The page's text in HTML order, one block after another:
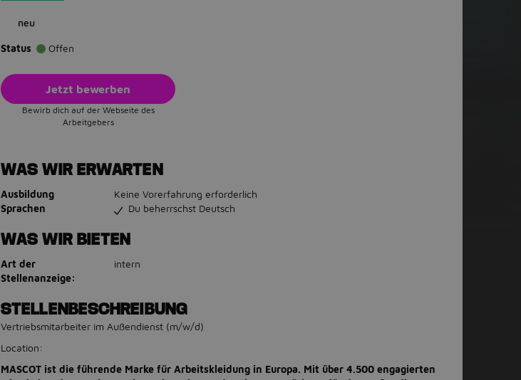
neu
Status Offen
Jetzt bewerben
Bewirb dich auf der Webseite des
Arbeitgebers
WAS WIR ERWARTEN
Ausbildung
Keine Vorerfahrung erforderlich
Sprachen
Du beherrschst Deutsch
WAS WIR BIETEN
Art der
Stellenanzeige:
intern
STELLENBESCHREIBUNG
Vertriebsmitarbeiter im Außendienst (m/w/d)
Location:
MASCOT ist die führende Marke für Arbeitskleidung in Europa. Mit über 4.500 engagierten